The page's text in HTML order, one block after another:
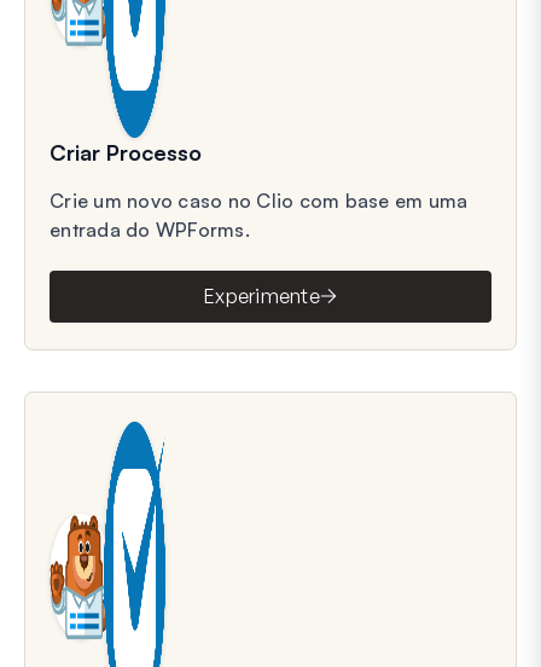
Criar Processo
Crie um novo caso no Clio com base em uma
entrada do WPForms.
Experimente